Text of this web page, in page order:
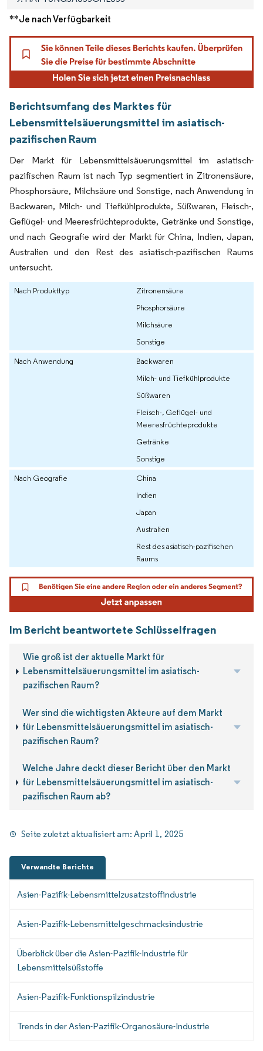
**Je nach Verfügbarkeit
Berichtsumfang des Marktes für
Lebensmittelsäuerungsmittel im asiatisch-
pazifischen Raum
Der Markt für Lebensmittelsäuerungsmittel im asiatisch-
pazifischen Raum ist nach Typ segmentiert in Zitronensäure,
Phosphorsäure, Milchsäure und Sonstige, nach Anwendung in
Backwaren, Milch- und Tiefkühlprodukte, Süßwaren, Fleisch-,
Geflügel- und Meeresfrüchteprodukte, Getränke und Sonstige,
und nach Geografie wird der Markt für China, Indien, Japan,
Australien und den Rest des asiatisch-pazifischen Raums
untersucht.
Nach Produkttyp
Zitronensäure
Phosphorsäure
Milchsäure
Sonstige
Nach Anwendung
Backwaren
Milch- und Tiefkühlprodukte
Süßwaren
Fleisch-, Geflügel- und
Meeresfrüchteprodukte
Getränke
Sonstige
Nach Geografie
China
Indien
Japan
Australien
Rest des asiatisch-pazifischen
Raums
Im Bericht beantwortete Schlüsselfragen
Wie groß ist der aktuelle Markt für
Lebensmittelsäuerungsmittel im asiatisch-
pazifischen Raum?
Wer sind die wichtigsten Akteure auf dem Markt
für Lebensmittelsäuerungsmittel im asiatisch-
pazifischen Raum?
Welche Jahre deckt dieser Bericht über den Markt
für Lebensmittelsäuerungsmittel im asiatisch-
pazifischen Raum ab?
Seite zuletzt aktualisiert am:April 1, 2025
Verwandte Berichte
Asien-Pazifik-Lebensmittelzusatzstoffindustrie
Asien-Pazifik-Lebensmittelgeschmacksindustrie
Überblick über die Asien-Pazifik-Industrie für
Lebensmittelsüßstoffe
Asien-Pazifik-Funktionspilzindustrie
Trends in der Asien-Pazifik-Organosäure-Industrie